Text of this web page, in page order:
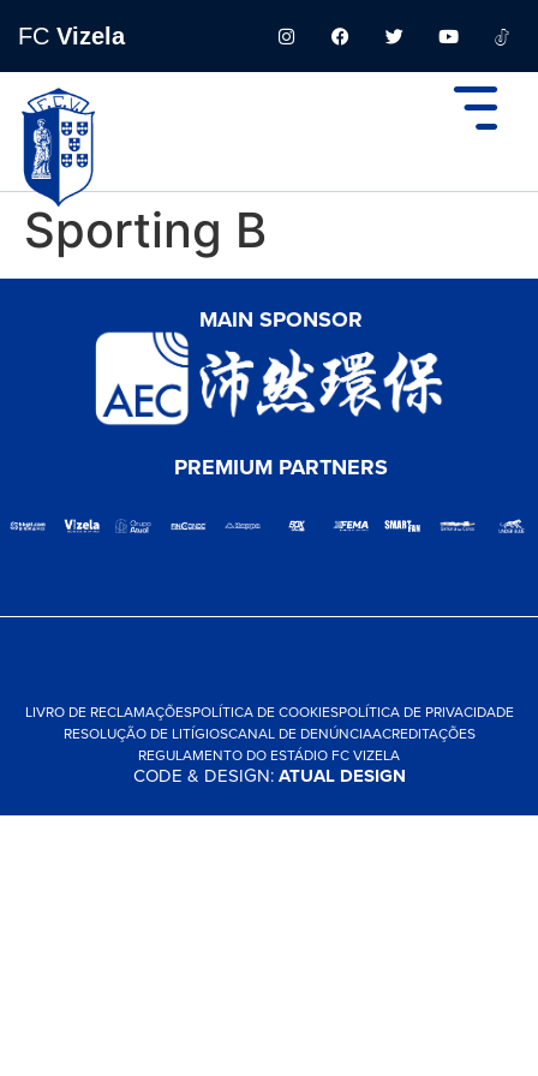
FC Vizela
Sporting B
MAIN SPONSOR
PREMIUM PARTNERS
LIVRO DE RECLAMAÇÕESPOLÍTICA DE COOKIESPOLÍTICA DE PRIVACIDADE
RESOLUÇÃO DE LITÍGIOSCANAL DE DENÚNCIAACREDITAÇÕES
REGULAMENTO DO ESTÁDIO FC VIZELA
CODE & DESIGN:ATUAL DESIGN